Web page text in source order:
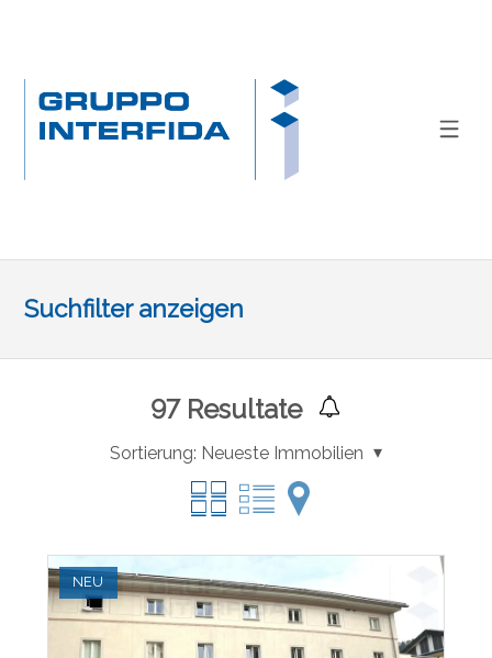
Suchfilter anzeigen
97Resultate
Sortierung: Neueste Immobilien
NEU